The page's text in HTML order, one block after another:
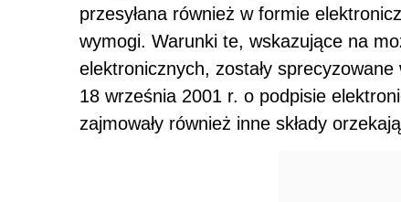
przesyłana również w formie
wymogi. Warunki te, wskazujące na
elektronicznych, zostały
18 września 2001 r. o podpisie
zajmowały również inne składy